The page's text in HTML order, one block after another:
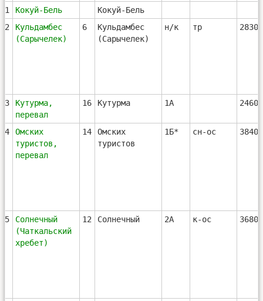
11 Кокуй-Бель
Кокуй-Бель
12
Кульдамбес
(Сарычелек)
6
Кульдамбес
(Сарычелек)
н/к тр 2830
13
Кутурма,
перевал
16 Кутурма 1А 2460
14
Омских
туристов,
перевал
14
Омских
туристов
1Б* сн-ос 3840
15
Солнечный
(Чаткальский
хребет)
12 Солнечный 2А к-ос 3680